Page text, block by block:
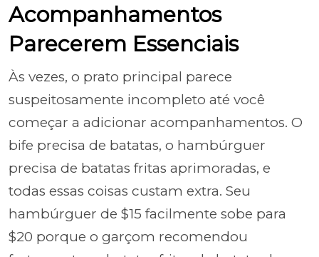
Acompanhamentos
Parecerem Essenciais
Às vezes, o prato principal parece
suspeitosamente incompleto até você
começar a adicionar acompanhamentos. O
bife precisa de batatas, o hambúrguer
precisa de batatas fritas aprimoradas, e
todas essas coisas custam extra. Seu
hambúrguer de $15 facilmente sobe para
$20 porque o garçom recomendou